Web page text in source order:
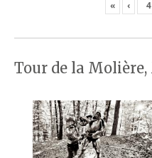
« ‹
Tour de la Molière,